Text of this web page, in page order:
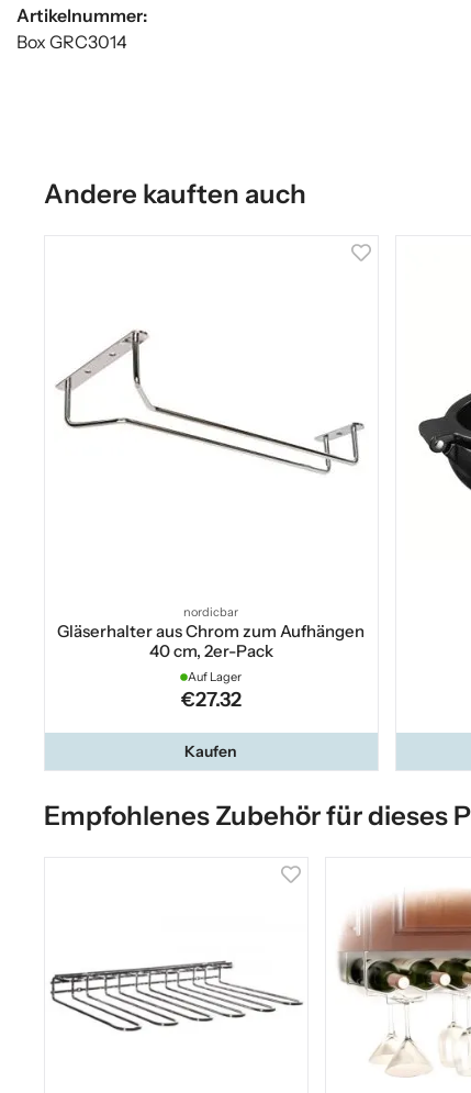
Artikelnummer:
Box GRC3014
Andere kauften auch
nordicbar
Gläserhalter aus Chrom zum Aufhängen
40 cm, 2er-Pack
Auf Lager
€27.32
Kaufen
Empfohlenes Zubehör für dieses